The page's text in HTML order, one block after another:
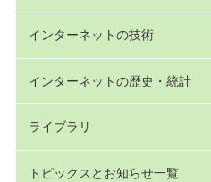
インターネットの技術
インターネットの歴史・統計
ライブラリ
トピックスとお知らせ一覧